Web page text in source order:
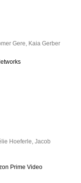
Gere Kaia Gerber
Hoeferle,Jacob
Prime Video